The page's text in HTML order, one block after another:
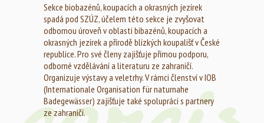
Sekce biobazénů, koupacích a okrasných jezírek
spadá pod SZÚZ, účelem této sekce je zvyšovat
odbornou úroveň v oblasti bibazénů, koupacích a
okrasných jezírek a přírodě blízkých koupališť v České
republice. Pro své členy zajišťuje přímou podporu,
odborné vzdělávání a literaturu ze zahraničí.
Organizuje výstavy a veletrhy. V rámci členství v IOB
(Internationale Organisation für naturnahe
Badegewässer) zajišťuje také spolupráci s partnery
ze zahraničí.